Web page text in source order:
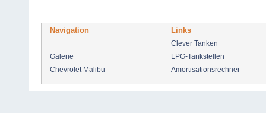
Navigation Links
Clever Tanken
Galerie
LPG-Tankstellen
Chevrolet Malibu
Amortisationsrechner